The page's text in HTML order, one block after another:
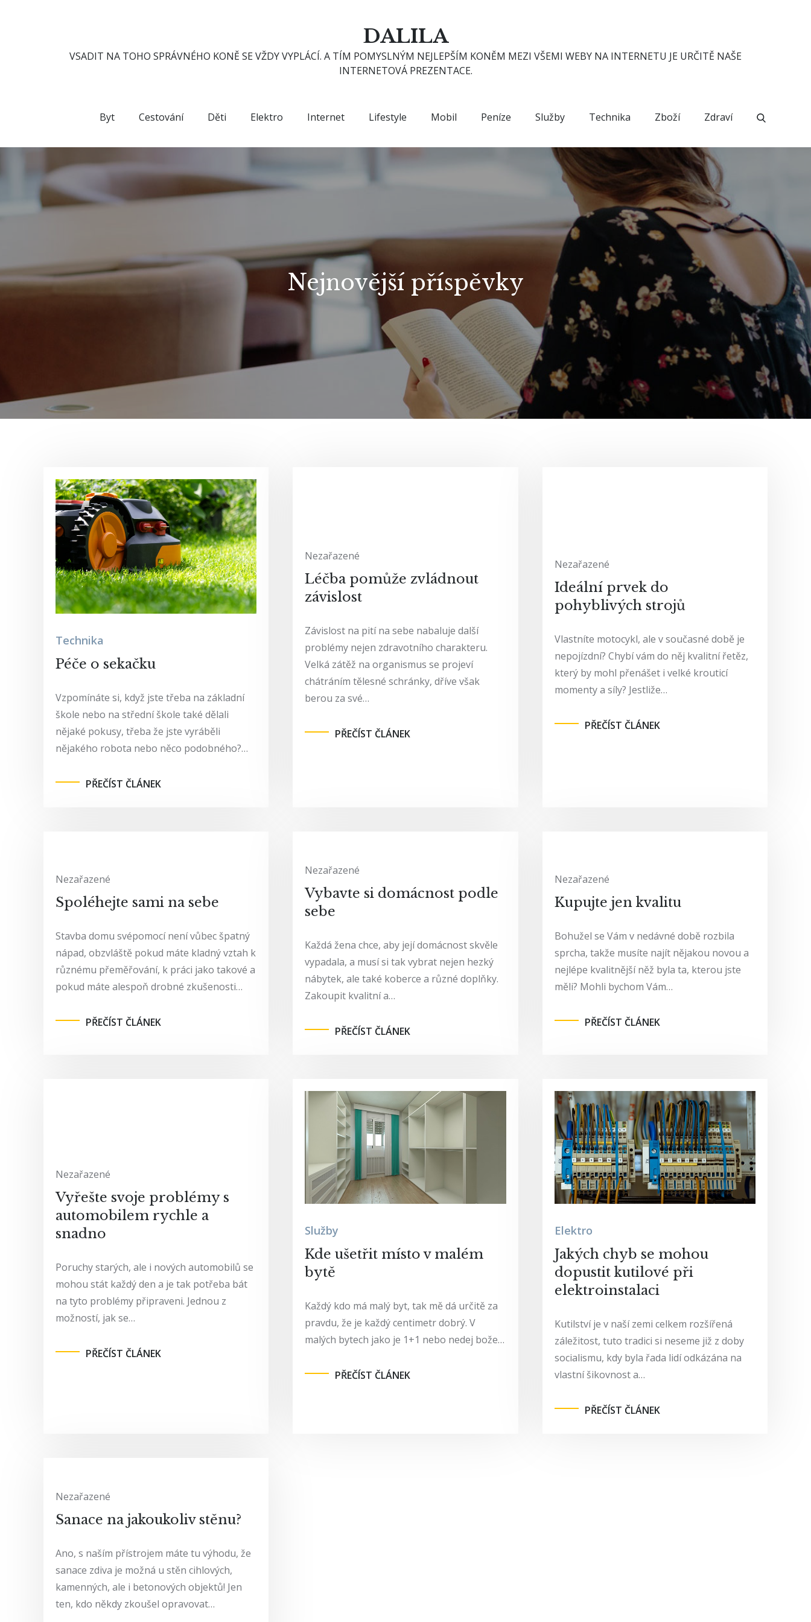
DALILA
VSADIT NA TOHO SPRÁVNÉHO KONĚ SE VŽDY VYPLÁCÍ. A TÍM POMYSLNÝM NEJLEPŠÍM KONĚM MEZI VŠEMI WEBY NA INTERNETU JE URČITĚ NAŠE
INTERNETOVÁ PREZENTACE.
Byt Cestování Děti Elektro Internet Lifestyle Mobil Peníze Služby Technika Zboží Zdraví
Nejnovější příspěvky
Technika
Péče o sekačku
Vzpomínáte si, když jste třeba na základní
škole nebo na střední škole také dělali
nějaké pokusy, třeba že jste vyráběli
nějakého robota nebo něco podobného?…
PŘEČÍST ČLÁNEK
Nezařazené
Léčba pomůže zvládnout
závislost
Závislost na pití na sebe nabaluje další
problémy nejen zdravotního charakteru.
Velká zátěž na organismus se projeví
chátráním tělesné schránky, dříve však
berou za své…
PŘEČÍST ČLÁNEK
Nezařazené
Ideální prvek do
pohyblivých strojů
Vlastníte motocykl, ale v současné době je
nepojízdní? Chybí vám do něj kvalitní řetěz,
který by mohl přenášet i velké krouticí
momenty a síly? Jestliže…
PŘEČÍST ČLÁNEK
Nezařazené
Spoléhejte sami na sebe
Stavba domu svépomocí není vůbec špatný
nápad, obzvláště pokud máte kladný vztah k
různému přeměřování, k práci jako takové a
pokud máte alespoň drobné zkušenosti…
PŘEČÍST ČLÁNEK
Nezařazené
Vybavte si domácnost podle
sebe
Každá žena chce, aby její domácnost skvěle
vypadala, a musí si tak vybrat nejen hezký
nábytek, ale také koberce a různé doplňky.
Zakoupit kvalitní a…
PŘEČÍST ČLÁNEK
Nezařazené
Kupujte jen kvalitu
Bohužel se Vám v nedávné době rozbila
sprcha, takže musíte najít nějakou novou a
nejlépe kvalitnější něž byla ta, kterou jste
měli? Mohli bychom Vám…
PŘEČÍST ČLÁNEK
Nezařazené
Vyřešte svoje problémy s
automobilem rychle a
snadno
Poruchy starých, ale i nových automobilů se
mohou stát každý den a je tak potřeba bát
na tyto problémy připraveni. Jednou z
možností, jak se…
PŘEČÍST ČLÁNEK
Služby
Kde ušetřit místo v malém
bytě
Každý kdo má malý byt, tak mě dá určitě za
pravdu, že je každý centimetr dobrý. V
malých bytech jako je 1+1 nebo nedej bože…
PŘEČÍST ČLÁNEK
Elektro
Jakých chyb se mohou
dopustit kutilové při
elektroinstalaci
Kutilství je v naší zemi celkem rozšířená
záležitost, tuto tradici si neseme již z doby
socialismu, kdy byla řada lidí odkázána na
vlastní šikovnost a…
PŘEČÍST ČLÁNEK
Nezařazené
Sanace na jakoukoliv stěnu?
Ano, s naším přístrojem máte tu výhodu, že
sanace zdiva je možná u stěn cihlových,
kamenných, ale i betonových objektů! Jen
ten, kdo někdy zkoušel opravovat…